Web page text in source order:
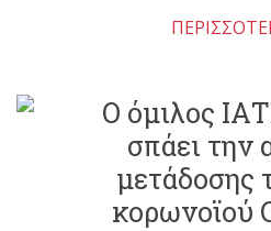
Ο όμιλος
σπάει την
μετάδοσης
κορωνοϊού